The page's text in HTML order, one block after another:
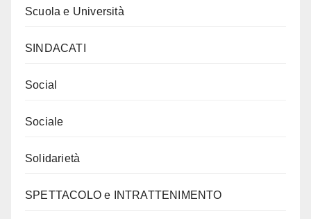
Scuola e Università
SINDACATI
Social
Sociale
Solidarietà
SPETTACOLO e INTRATTENIMENTO